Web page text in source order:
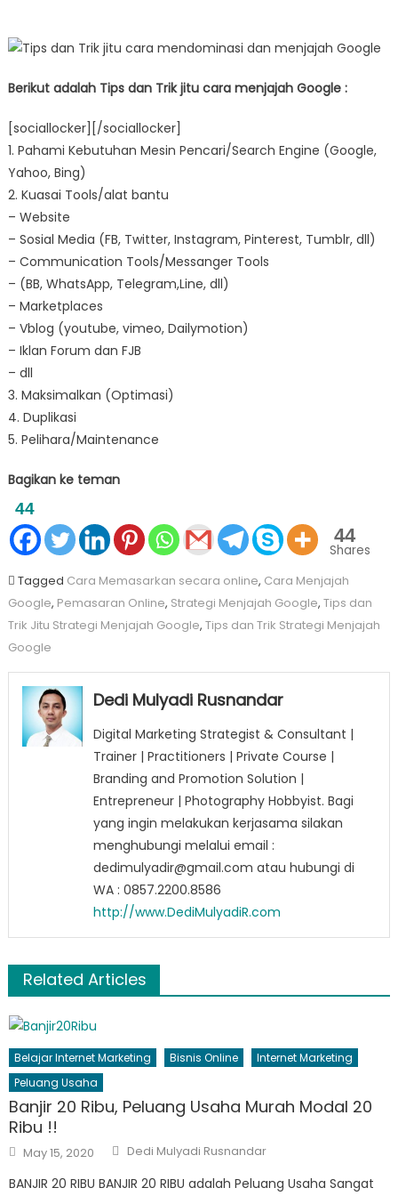
Berikut adalah Tips dan Trik jitu cara menjajah Google :
[sociallocker][/sociallocker]
1. Pahami Kebutuhan Mesin Pencari/Search Engine (Google,
Yahoo, Bing)
2. Kuasai Tools/alat bantu
– Website
– Sosial Media (FB, Twitter, Instagram, Pinterest, Tumblr, dll)
– Communication Tools/Messanger Tools
– (BB, WhatsApp, Telegram,Line, dll)
– Marketplaces
– Vblog (youtube, vimeo, Dailymotion)
– Iklan Forum dan FJB
– dll
3. Maksimalkan (Optimasi)
4. Duplikasi
5. Pelihara/Maintenance
Bagikan ke teman
44
44
Shares
Tagged Cara Memasarkan secara online, Cara Menjajah
Google, Pemasaran Online, Strategi Menjajah Google, Tips dan
Trik Jitu Strategi Menjajah Google, Tips dan Trik Strategi Menjajah
Google
Dedi Mulyadi Rusnandar
Digital Marketing Strategist & Consultant |
Trainer | Practitioners | Private Course |
Branding and Promotion Solution |
Entrepreneur | Photography Hobbyist. Bagi
yang ingin melakukan kerjasama silakan
menghubungi melalui email :
dedimulyadir@gmail.com atau hubungi di
WA : 0857.2200.8586
http://www.DediMulyadiR.com
Related Articles
Belajar Internet Marketing Bisnis Online
Internet Marketing
Peluang Usaha
Banjir 20 Ribu, Peluang Usaha Murah Modal 20
Ribu !!
Posted
on
May 15, 2020 Author
Dedi Mulyadi Rusnandar
BANJIR 20 RIBU BANJIR 20 RIBU adalah Peluang Usaha Sangat